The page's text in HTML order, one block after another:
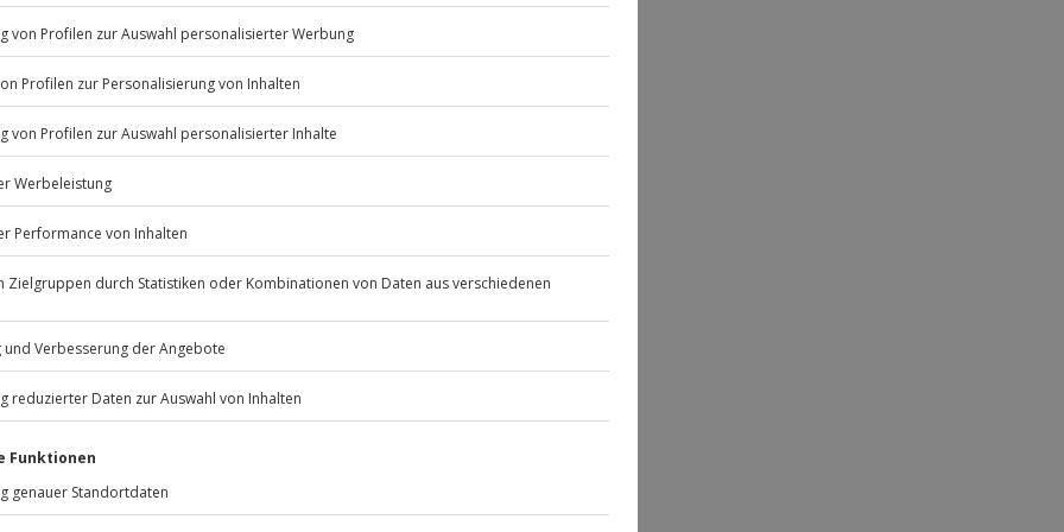
Jochen Schweizer
81671 München
außer an bundesweiten